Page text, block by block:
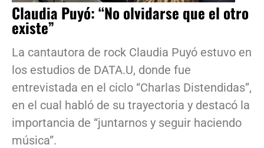
Claudia Puyó: “No olvidarse que el otro
existe”
La cantautora de rock Claudia Puyó estuvo en
los estudios de DATA.U, donde fue
entrevistada en el ciclo “Charlas Distendidas”,
en el cual habló de su trayectoria y destacó la
importancia de “juntarnos y seguir haciendo
música”.